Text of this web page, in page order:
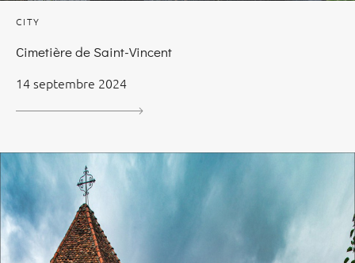
CITY
Cimetière de Saint-Vincent
14 septembre 2024